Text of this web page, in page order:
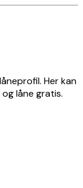
Her kan
låne gratis.